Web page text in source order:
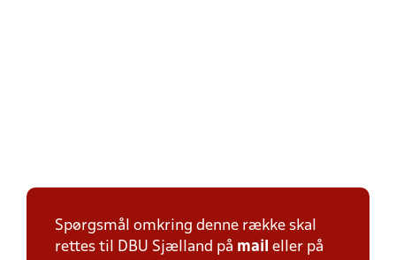
Spørgsmål omkring denne række skal
rettes til DBU Sjælland på mail eller på